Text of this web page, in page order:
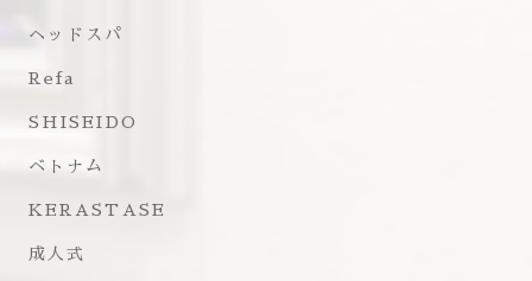
ヘッドスパ
Refa
SHISEIDO
ベトナム
KERASTASE
成人式